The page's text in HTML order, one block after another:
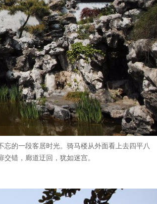
的一段客居时光。骑马楼从外面看上去四平八
错，廊道迂回，犹如迷宫。